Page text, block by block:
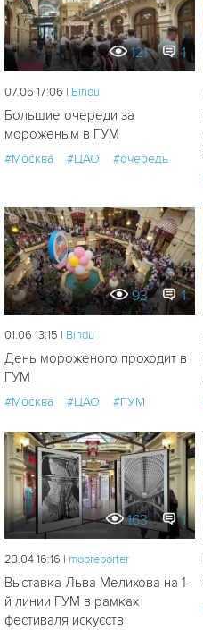
121 1
07.06 17:06 | Bindu
Большие очереди за
мороженым в ГУМ
#Москва #ЦАО #очередь
93 1
01.06 13:15 | Bindu
День мороженого проходит в
ГУМ
#Москва #ЦАО #ГУМ
163 1
23.04 16:16 | mobreporter
Выставка Льва Мелихова на 1-
й линии ГУМ в рамках
фестиваля искусств